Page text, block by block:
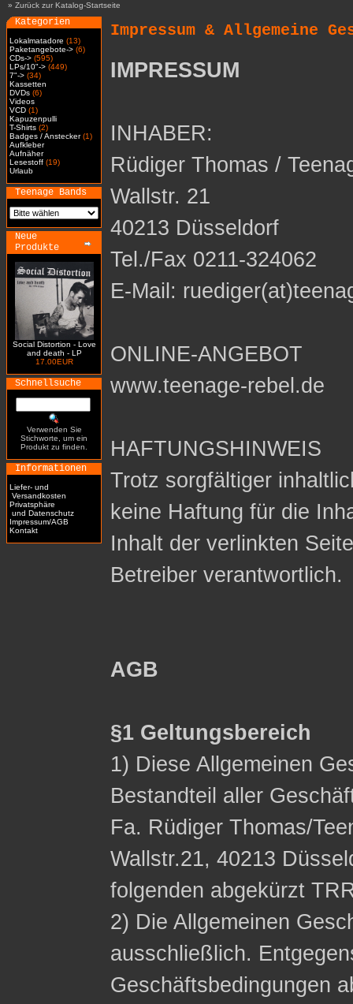
» Zurück zur Katalog-Startseite
Kategorien
Lokalmatadore (13)
Paketangebote-> (6)
CDs-> (595)
LPs/10"-> (449)
7"-> (34)
Kassetten
DVDs (6)
Videos
VCD (1)
Kapuzenpulli
T-Shirts (2)
Badges / Anstecker(1)
Aufkleber
Aufnäher
Lesestoff (19)
Urlaub
Teenage Bands
Neue
Produkte
Social Distortion - Love
and death - LP
17.00EUR
Schnellsuche
Verwenden Sie
Stichworte, um ein
Produkt zu finden.
Informationen
Liefer- und
Versandkosten
Privatsphäre
und Datenschutz
Impressum/AGB
Kontakt
Impressum & Allgemeine
IMPRESSUM
INHABER:
Rüdiger Thomas /
Wallstr. 21
40213 Düsseldorf
Tel./Fax 0211-324062
E-Mail:
ONLINE-ANGEBOT
www.teenage-rebel.de
HAFTUNGSHINWEIS
Trotz sorgfältiger
keine Haftung für die
Inhalt der verlinkten
Betreiber verantwortlich.
AGB
§1 Geltungsbereich
1) Diese Allgemeinen
Bestandteil aller
Fa. Rüdiger Thomas/
Wallstr.21, 40213
folgenden abgekürzt
2) Die Allgemeinen
ausschließlich.
Geschäftsbedingungen